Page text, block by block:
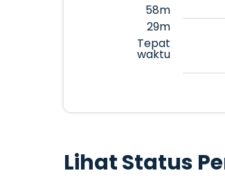
58m
29m
Tepat
waktu
Lihat Status